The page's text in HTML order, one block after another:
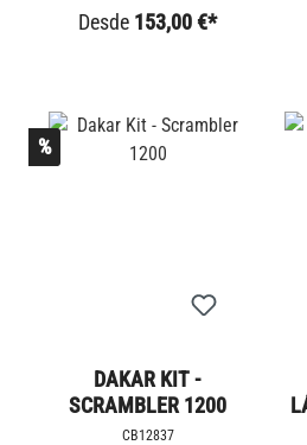
Desde 153,00 €*
%
DAKAR KIT -
SCRAMBLER 1200
CB12837